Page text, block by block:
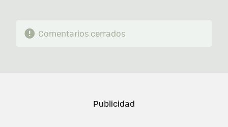
Comentarios cerrados